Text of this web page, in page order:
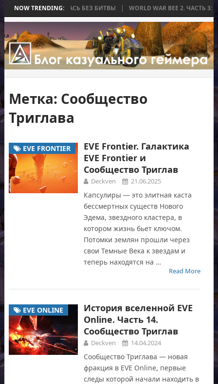
NOW TRENDING:
КОТОРАЯ ЗАКОНЧИЛАСЬ БЕЗ БИТВЫ WORLD WAR BEE 2. ЧАСТЬ
Метка: Сообщество
Триглава
EVE FRONTIER
EVE Frontier. Галактика
EVE Frontier и
Сообщество Триглав
Deckven 21.06.2025
Капсулиры — это элитная каста
бессмертных существ Нового
Эдема, звездного кластера, в
котором жизнь бьет ключом.
Потомки землян прошли через
свои Темные Века к звездам и
теперь находятся на …
Read More
EVE ONLINE
История вселенной EVE
Online. Часть 14.
Сообщество Триглав
Deckven 14.04.2024
Сообщество Триглава — новая
фракция в EVE Online, первые
следы которой начали находить в